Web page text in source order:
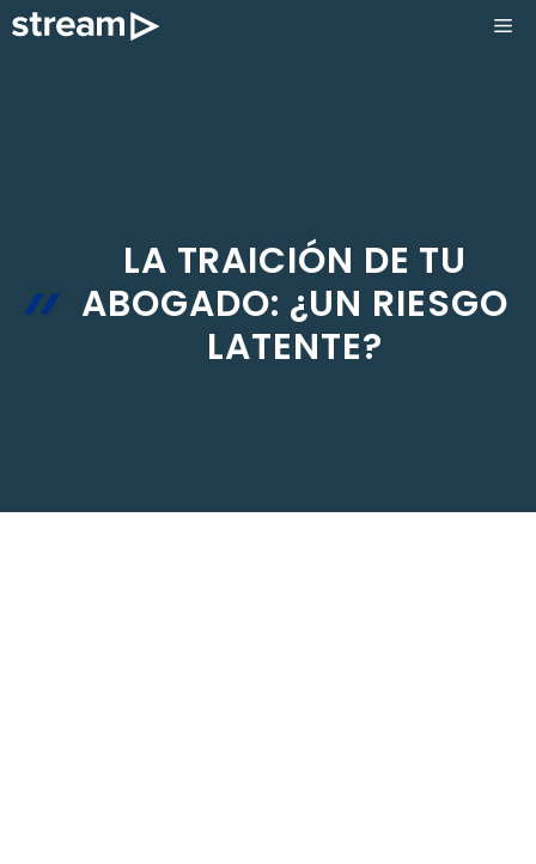
Saltar
LA TRAICIÓN DE TU
ABOGADO: ¿UN RIESGO
LATENTE?